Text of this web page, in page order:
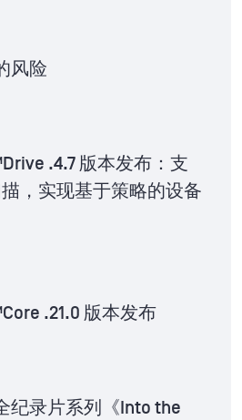
风险
.4.7 版本发布：支
，实现基于策略的设备
.21.0 版本发布
纪录片系列《Into the